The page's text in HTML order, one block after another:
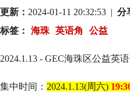
更新： 2024-01-11 20:32:53 | 分
标签：
海珠 英语角 公益
2024.1.13 - GEC海珠区公益英
集中时间： 2024.1.13(周六)